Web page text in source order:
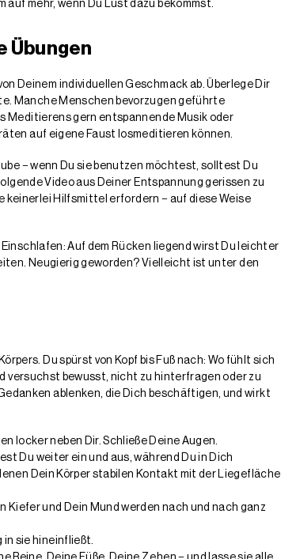
mehr, wenn Du Lust dazu bekommst.
Übungen
Deinem individuellen Geschmack ab. Überlege Dir
Manche Menschen bevorzugen geführte
Meditierens gern entspannende Musik oder
auf eigene Faust losmeditieren können.
− wenn Du sie benutzen möchtest, solltest Du
Video aus Deiner Entspannung gerissen zu
keinerlei Hilfsmittel erfordern − auf diese Weise
Auf dem Rücken liegend wirst Du leichter
Neugierig geworden? Vielleicht ist unter den
Du spürst von Kopf bis Fuß nach: Wo fühlt sich
versuchst bewusst, nicht zu hinterfragen oder zu
ablenken, die Dich beschäftigen, und wirkt
locker neben Dir. Schließe Deine Augen.
Du weiter ein und aus, während Du in Dich
Dein Körper stabilen Kontakt mit der Liegefläche
Kiefer und Dein Mund werden nach und nach ganz
in sie hineinfließt.